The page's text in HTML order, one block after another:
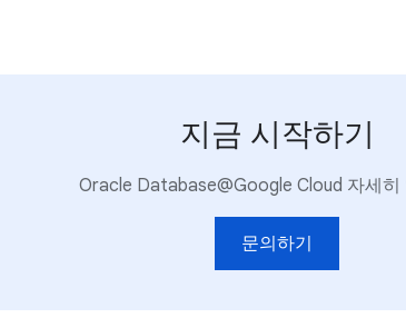
지금 시작하기
Oracle Database@Google Cloud 자세히
문의하기